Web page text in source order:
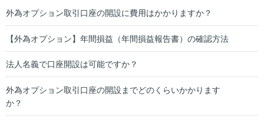
外為オプション取引口座の開設に費用はかかりますか？
【外為オプション】年間損益（年間損益報告書）の確認方法
法人名義で口座開設は可能ですか？
外為オプション取引口座の開設までどのくらいかかります
か？